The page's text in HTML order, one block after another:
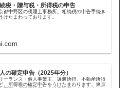
税・贈与税・所得税の申告
都中野区の税理士事務所。相続税の申告手続き
けたまわっております。
の確定申告（2025年分）
ーランス・個人事業主、譲渡所得、不動産所得
。所得税の確定申告をうけたまわります。東京